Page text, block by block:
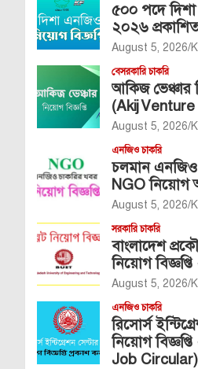
৫০০ পদে দিশা
২০২৬
August 5, 2026
বেসরকারি চাকরি
আকিজ ভেঞ্চার
(Akij
August 5, 2026
এনজিও চাকরি
চলমান
NGO নিয়োগ
August 5, 2026
সরকারি চাকরি
বাংলাদেশ
নিয়োগ
August 5, 2026
এনজিও চাকরি
রিসোর্স
নিয়োগ
Job Circular)